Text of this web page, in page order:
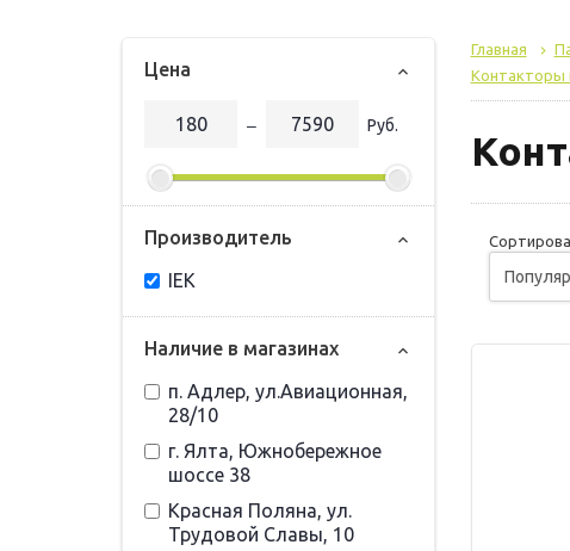
Цена
‒ Руб.
Прoизвoдитель
IEK
Наличие в магазинах
п. Адлер, ул.Авиационная,
28/10
г. Ялта, Южнобережное
шоссе 38
Красная Поляна, ул.
Трудовой Славы, 10
Главная
Контакторы